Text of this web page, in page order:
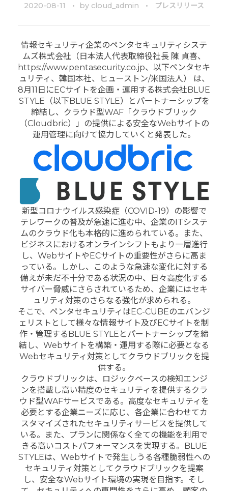
2020-08-11 by cloud_admin プレスリリース
情報セキュリティ企業のペンタセキュリティシステ
ムズ株式会社（日本法人代表取締役社長 陳 貞喜、
https://www.pentasecurity.co.jp、以下ペンタセキ
ュリティ、韓国本社、ヒューストン/米国法人） は、
8月11日にECサイトを企画・運用する株式会社BLUE
STYLE（以下BLUE STYLE）とパートナーシップを
締結し、クラウド型WAF「クラウドブリック
（Cloudbric）」の提供による安全なWebサイトの
運用管理に向けて協力していくと発表した。
新型コロナウイルス感染症（COVID-19）の影響で
テレワークの普及が急速に進む中、企業のITシステ
ムのクラウド化も本格的に進められている。また、
ビジネスにおけるオンラインシフトもより一層進行
し、WebサイトやECサイトの重要性がさらに高ま
っている。しかし、このような急速な変化に対する
備えが未だ不十分である状況の中、日々高度化する
サイバー脅威にさらされているため、企業にはセキ
ュリティ対策のさらなる強化が求められる。
そこで、ペンタセキュリティはEC-CUBEのエバンジ
ェリストとして様々な情報サイト及びECサイトを制
作・管理するBLUE STYLEとパートナーシップを締
結し、Webサイトを構築・運用する際に必要となる
Webセキュリティ対策としてクラウドブリックを提
供する。
クラウドブリックは、ロジックベースの検知エンジ
ンを搭載し高い精度のセキュリティを提供するクラ
ウド型WAFサービスである。高度なセキュリティを
必要とする企業ニーズに応じ、各企業に合わせてカ
スタマイズされたセキュリティサービスを提供して
いる。また、プランに関係なく全ての機能を利用で
きる高いコストパフォーマンスを実現する。BLUE
STYLEは、Webサイトで発生しうる各種脆弱性への
セキュリティ対策としてクラウドブリックを提案
し、安全なWebサイト環境の実現を目指す。そし